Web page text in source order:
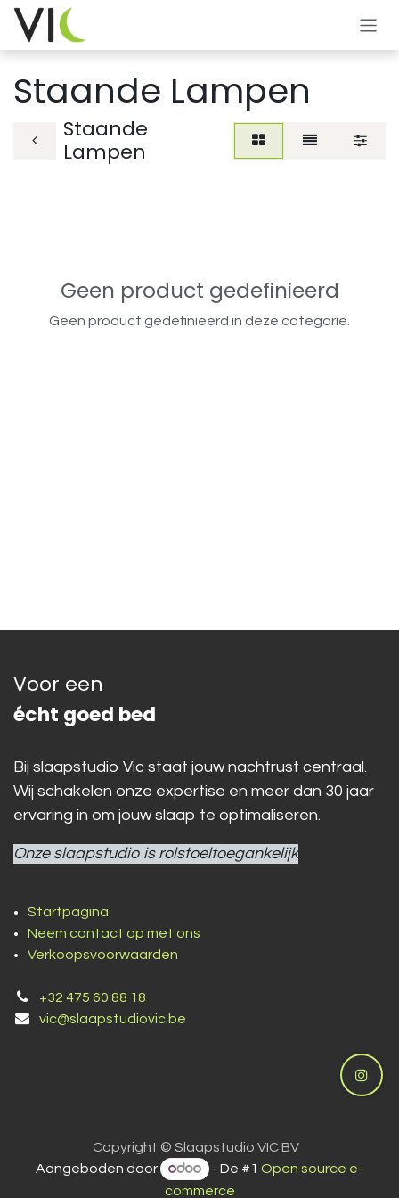
Overslaan naar inhoud
Staande Lampen
Staande
Lampen
Geen product gedefinieerd
Geen product gedefinieerd in deze categorie.
Voor een
écht goed bed
Bij slaapstudio Vic staat jouw nachtrust centraal.
Wij schakelen onze expertise en meer dan 30 jaar
ervaring in om jouw slaap te optimaliseren.
Onze slaapstudio is rolstoeltoegankelijk
Startpagina
Neem contact op met ons
Verkoopsvoorwaarden
+32 475 60 88 18
vic@slaapstudiovic.be
Copyright © Slaapstudio VIC BV
Aangeboden door
- De #1 Open source e-
commerce